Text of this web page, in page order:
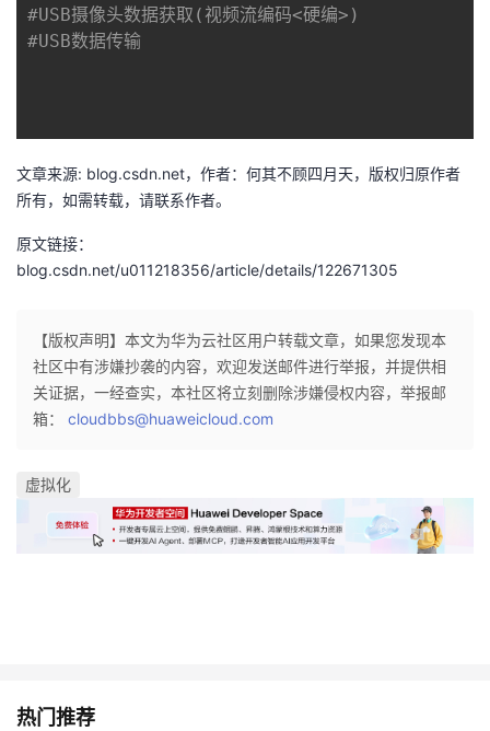
#USB摄像头数据获取(视频流编码<硬编>)
#USB数据传输
文章来源: blog.csdn.net，作者：何其不顾四月天，版权归原作者
所有，如需转载，请联系作者。
原文链接：
blog.csdn.net/u011218356/article/details/122671305
【版权声明】本文为华为云社区用户转载文章，如果您发现本
社区中有涉嫌抄袭的内容，欢迎发送邮件进行举报，并提供相
关证据，一经查实，本社区将立刻删除涉嫌侵权内容，举报邮
箱： cloudbbs@huaweicloud.com
虚拟化
热门推荐